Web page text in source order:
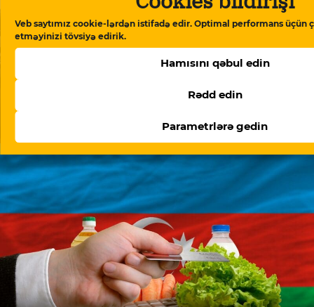
Veb saytımız cookie-lərdən istifadə edir. Optimal performans üçün
etməyinizi tövsiyə edirik.
Hamısını qəbul edin
Rədd edin
Parametrlərə gedin
“Meydan TV işi”: “Burada mühakimə olunan
Azərbaycan cəmiyyətinin vicdanıdır”